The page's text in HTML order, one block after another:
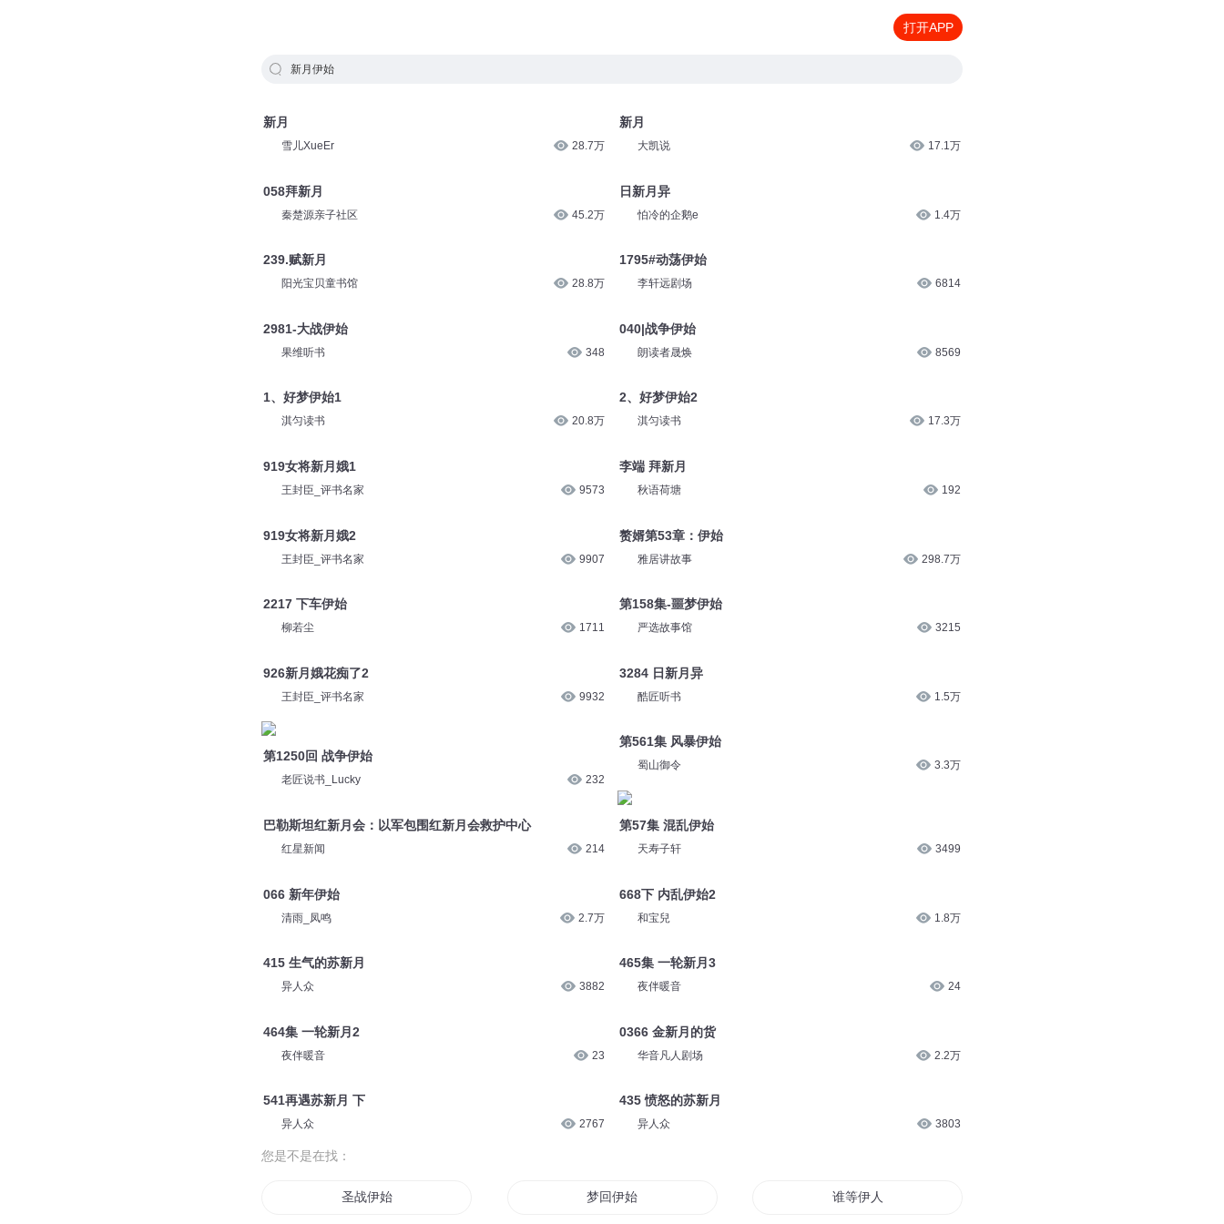
打开APP
新月伊始
新月
雪儿XueEr 28.7万
058拜新月
秦楚源亲子社区 45.2万
239.赋新月
阳光宝贝童书馆 28.8万
2981-大战伊始
果维听书 348
1、好梦伊始1
淇匀读书 20.8万
919女将新月娥1
王封臣_评书名家 9573
919女将新月娥2
王封臣_评书名家 9907
2217 下车伊始
柳若尘 1711
926新月娥花痴了2
王封臣_评书名家 9932
第1250回 战争伊始
老匠说书_Lucky 232
巴勒斯坦红新月会：以军包围红新月会救护中心
红星新闻 214
066 新年伊始
清雨_凤鸣 2.7万
415 生气的苏新月
异人众 3882
464集 一轮新月2
夜伴暖音 23
541再遇苏新月 下
异人众 2767
新月
大凯说 17.1万
日新月异
怕冷的企鹅e 1.4万
1795#动荡伊始
李轩远剧场 6814
040|战争伊始
朗读者晟焕 8569
2、好梦伊始2
淇匀读书 17.3万
李端 拜新月
秋语荷塘 192
赘婿第53章：伊始
雅居讲故事 298.7万
第158集-噩梦伊始
严选故事馆 3215
3284 日新月异
酷匠听书 1.5万
第561集 风暴伊始
蜀山御令 3.3万
第57集 混乱伊始
天寿子轩 3499
668下 内乱伊始2
和宝兒 1.8万
465集 一轮新月3
夜伴暖音 24
0366 金新月的货
华音凡人剧场 2.2万
435 愤怒的苏新月
异人众 3803
您是不是在找：
圣战伊始 梦回伊始 谁等伊人